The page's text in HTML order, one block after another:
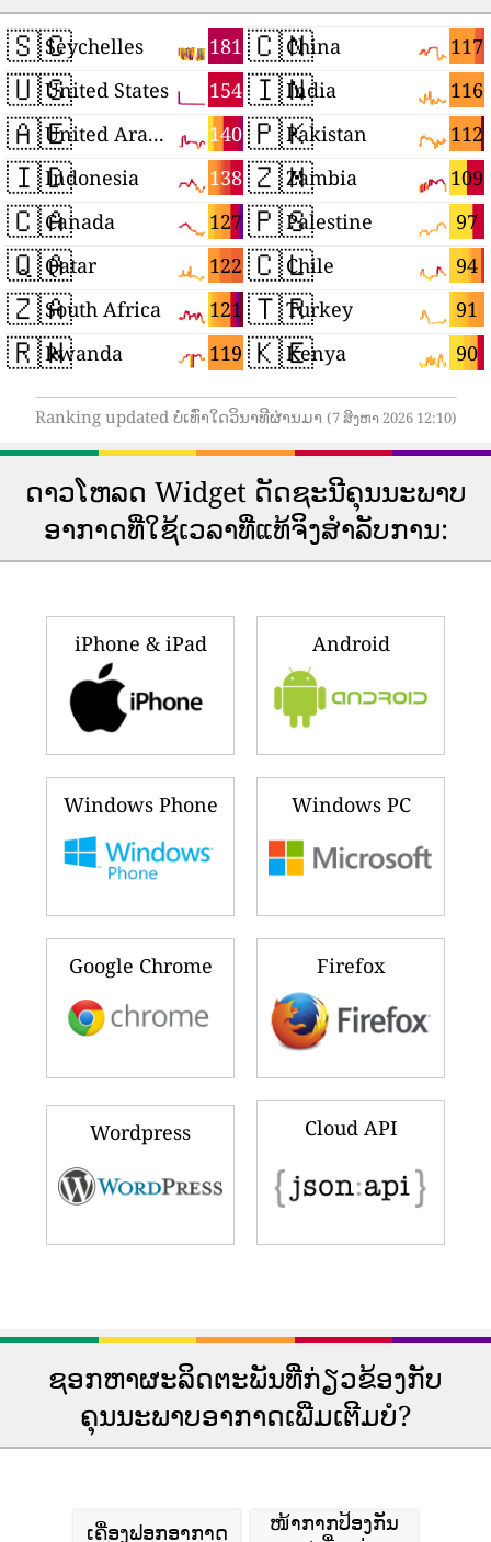
🇸🇨 181
Seychelles
🇺🇸 154
United States
🇦🇪 140
United Arab Emirates
🇮🇩 138
Indonesia
🇨🇦 127
Canada
🇶🇦 122
Qatar
🇿🇦 121
South Africa
🇷🇼 119
Rwanda
🇨🇳 117
China
🇮🇳 116
India
🇵🇰 112
Pakistan
🇿🇲 109
Zambia
🇵🇸 97
Palestine
🇨🇱 94
Chile
🇹🇷 91
Turkey
🇰🇪 90
Kenya
Ranking updated ບໍ່ເທົ່າໃດວິນາທີຜ່ານມາ (7 ສິງຫາ 2026 12:10)
ດາວ​ໂຫລດ Widget ດັດ​ຊະ​ນີ​ຄຸນ​ນະ​ພາບ​
ອາ​ກາດ​ທີ່​ໃຊ້​ເວ​ລາ​ທີ່​ແທ້​ຈິງ​ສໍາ​ລັບ​ການ​:
iPhone & iPad Android
Windows Phone Windows PC
Google Chrome Firefox
Wordpress Cloud API
ຊອກຫາຜະລິດຕະພັນທີ່ກ່ຽວຂ້ອງກັບ
ຄຸນນະພາບອາກາດເພີ່ມເຕີມບໍ?
ເຄື່ອງຟອກອາກາດ
ໜ້າກາກປ້ອງກັນ